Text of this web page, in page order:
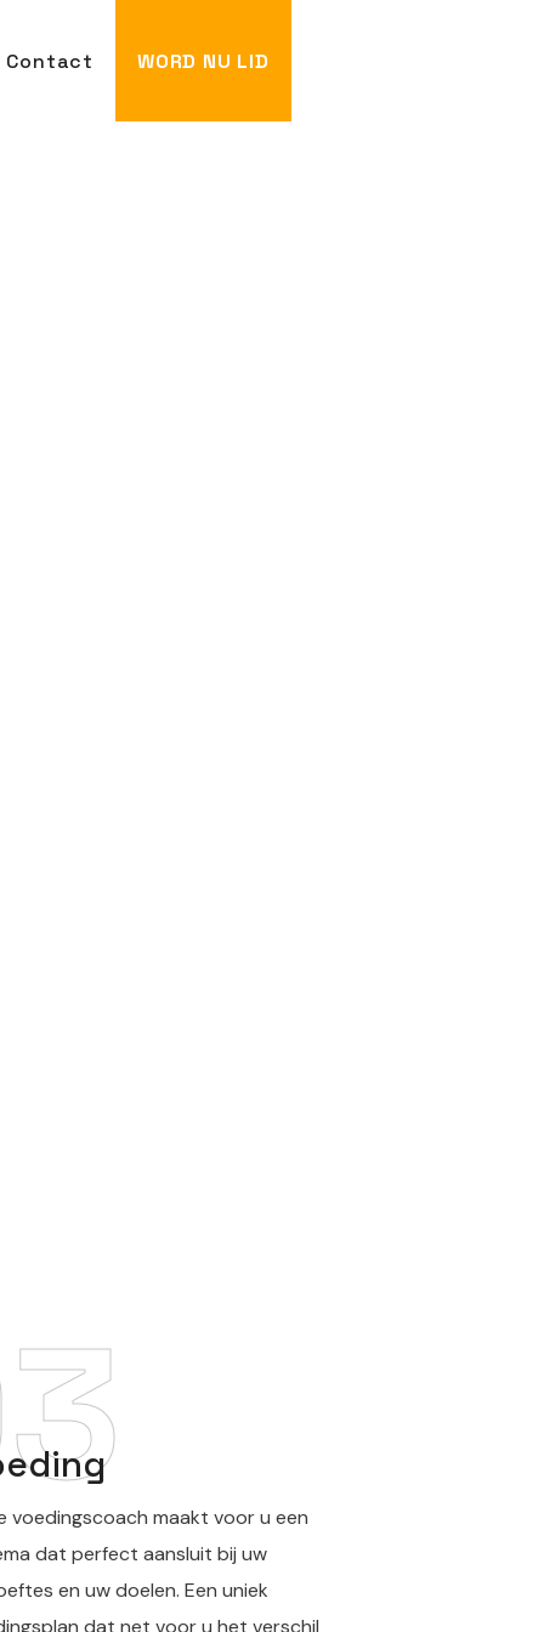
Contact WORD NU LID
voedingscoach maakt voor u een
dat perfect aansluit bij uw
en uw doelen. Een uniek
dat net voor u het verschil